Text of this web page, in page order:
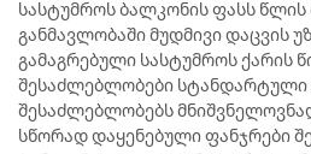
სასტუმროს ბალკონის ფასს
განმავლობაში მუდმივი დაცვის
გამაგრებული სასტუმროს ქარის
შესაძლებლობები სტანდარტული
შესაძლებლობებს
სწორად დაყენებული ფანჯრები